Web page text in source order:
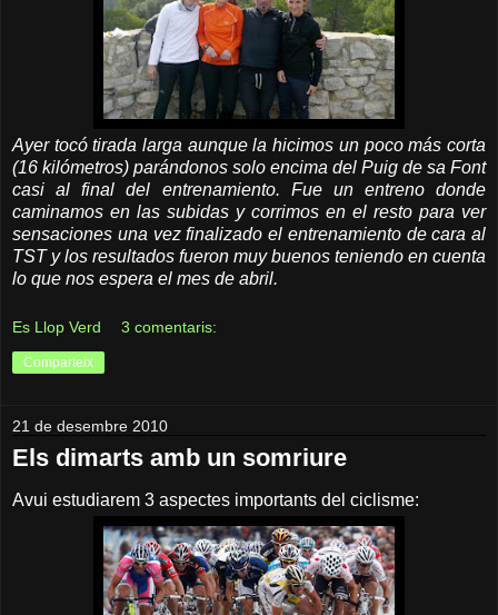
Ayer tocó tirada larga aunque la hicimos un poco más corta
(16 kilómetros) parándonos solo encima del Puig de sa Font
casi al final del entrenamiento. Fue un entreno donde
caminamos en las subidas y corrimos en el resto para ver
sensaciones una vez finalizado el entrenamiento de cara al
TST y los resultados fueron muy buenos teniendo en cuenta
lo que nos espera el mes de abril.
Es Llop Verd 3 comentaris:
Comparteix
21 de desembre 2010
Els dimarts amb un somriure
Avui estudiarem 3 aspectes importants del ciclisme: